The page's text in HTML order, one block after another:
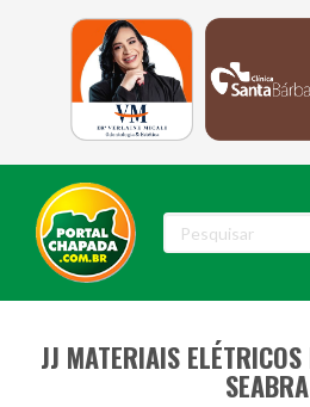
JJ MATERIAIS
SEABRA